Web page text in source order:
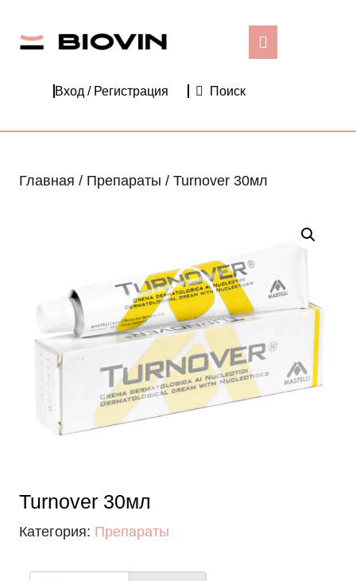
содержимому
Открыть
Вход / Регистрация Вход
Поиск
Главная / Препараты / Turnover 30мл
Turnover 30мл
Категория: Препараты